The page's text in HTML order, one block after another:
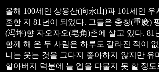
올해 100세인 샹융산(向永山)과 101세인 우
혼한 지 81년이 되었다. 그들은 충칭(重慶)
(冯坪)향 자오자오(皂角)촌에 살고 있다. 81
함께 해 온 두 사람은 하루도 갈라진 적이
니는 웃는 것을 그다지 좋아하지 않지만 유
할아버지 덕분에 늘 입을 다물지 못 할 정